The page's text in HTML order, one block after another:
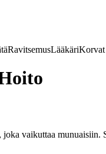
RavitsemusLääkäriKorvat
vaikuttaa